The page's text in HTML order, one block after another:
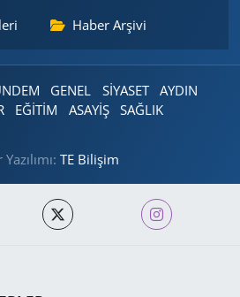
Haber Arşivi
GENEL SİYASET
AYDIN
EĞİTİM ASAYİŞ SAĞLIK
TE Bilişim